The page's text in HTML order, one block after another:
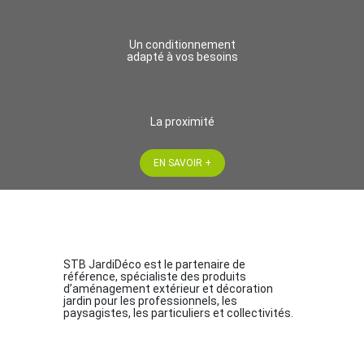
Un conditionnement
adapté à vos besoins
La proximité
EN SAVOIR +
STB JardiDéco est le partenaire de
référence, spécialiste des produits
d’aménagement extérieur et décoration
jardin pour les professionnels, les
paysagistes, les particuliers et collectivités.